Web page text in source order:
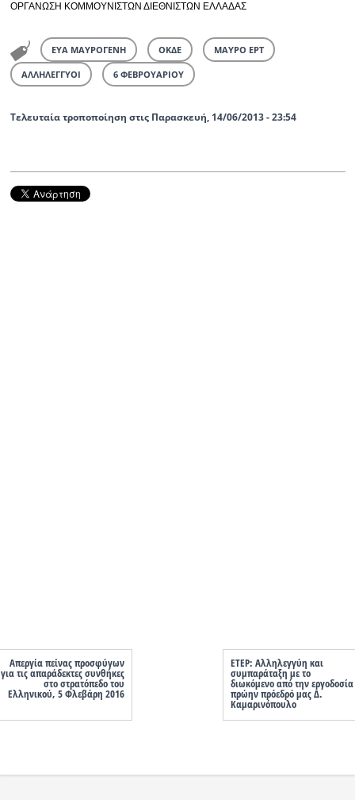
OΡΓΑΝΩΣΗ ΚΟΜΜΟΥΝΙΣΤΩΝ ΔΙΕΘΝΙΣΤΩΝ ΕΛΛΑΔΑΣ
ΕΥΑ ΜΑΥΡΟΓΕΝΗ ΟΚΔΕ ΜΑΥΡΟ ΕΡΤ
ΑΛΛΗΛΕΓΓΥΟΙ 6 ΦΕΒΡΟΥΑΡΙΟΥ
Τελευταία τροποποίηση στις Παρασκευή, 14/06/2013 - 23:54
Απεργία πείνας προσφύγων
για τις απαράδεκτες συνθήκες
στο στρατόπεδο του
Ελληνικού, 5 Φλεβάρη 2016
ΕΤΕΡ: Αλληλεγγύη και
συμπαράταξη με το
διωκόμενο από την εργοδοσία
πρώην πρόεδρό μας Δ.
Καμαρινόπουλο